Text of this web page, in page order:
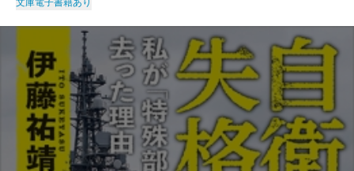
文庫電子書籍あり